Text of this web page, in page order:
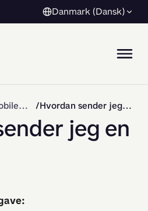
Danmark (Dansk)
Funktioner i MobilePay Hvordan sender jeg en gave?
jeg en